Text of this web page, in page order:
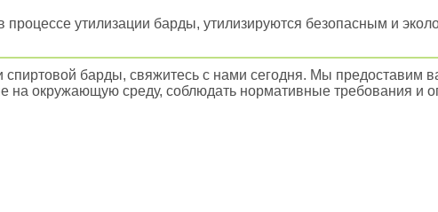
утилизации барды, утилизируются безопасным и
спиртовой барды, свяжитесь с нами сегодня. Мы предоставим
на окружающую среду, соблюдать нормативные требования и